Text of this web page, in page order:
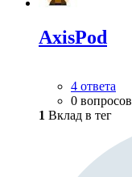
AxisPod
4 ответа
0 вопросов
1 Вклад в тег